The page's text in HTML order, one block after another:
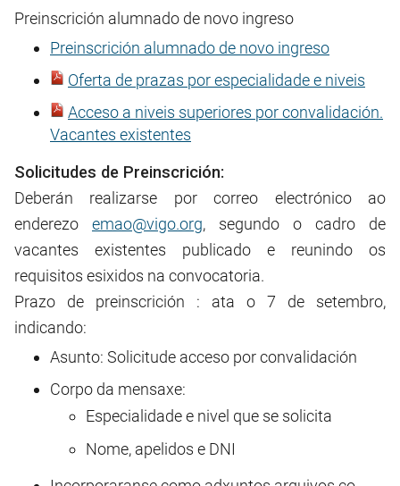
Preinscrición alumnado de novo ingreso
Preinscrición alumnado de novo ingreso
Oferta de prazas por especialidade e niveis
Acceso a niveis superiores por convalidación.
Vacantes existentes
Solicitudes de Preinscrición:
Deberán realizarse por correo electrónico ao
enderezo emao@vigo.org, segundo o cadro de
vacantes existentes publicado e reunindo os
requisitos esixidos na convocatoria.
Prazo de preinscrición : ata o 7 de setembro,
indicando:
Asunto: Solicitude acceso por convalidación
Corpo da mensaxe:
Especialidade e nivel que se solicita
Nome, apelidos e DNI